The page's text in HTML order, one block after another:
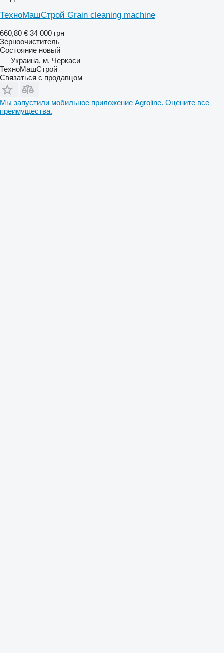
ТехноМашСтрой Grain cleaning machine
660,80 € 34 000 грн
Зерноочиститель
Состояние новый
Украина, м. Черкаси
ТехноМашСтрой
Связаться с продавцом
Мы запустили мобильное приложение Agroline. Оцените все
преимущества.